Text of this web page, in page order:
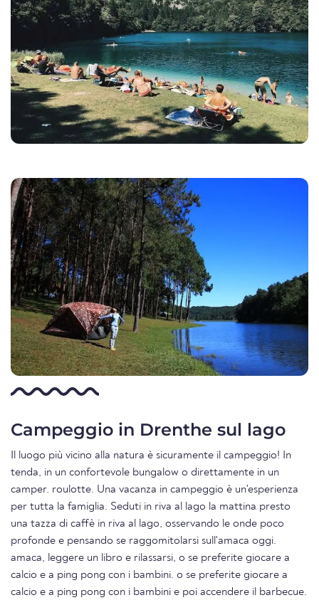
Campeggio in Drenthe sul lago
Il luogo più vicino alla natura è sicuramente il campeggio! In
tenda, in un confortevole bungalow o direttamente in un
camper. roulotte. Una vacanza in campeggio è un'esperienza
per tutta la famiglia. Seduti in riva al lago la mattina presto
una tazza di caffè in riva al lago, osservando le onde poco
profonde e pensando se raggomitolarsi sull'amaca oggi.
amaca, leggere un libro e rilassarsi, o se preferite giocare a
calcio e a ping pong con i bambini. o se preferite giocare a
calcio e a ping pong con i bambini e poi accendere il barbecue.